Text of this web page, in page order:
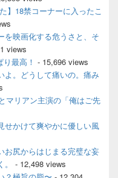
】18禁コーナーに入ったこ
を映画化する危うさと、そ
views
最高！ - 15,696 views
よ。どうして痛いの。痛み
マリアン主演の「俺はご先
せかけて爽やかに優しい風
お尻からはじまる完璧な妄
- 12,498 views